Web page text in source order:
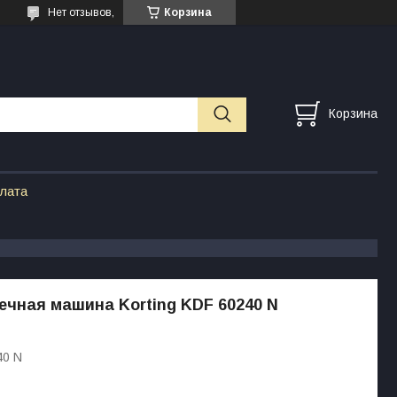
Корзина
Нет отзывов,
Корзина
машина Korting KDF 60240 N
N